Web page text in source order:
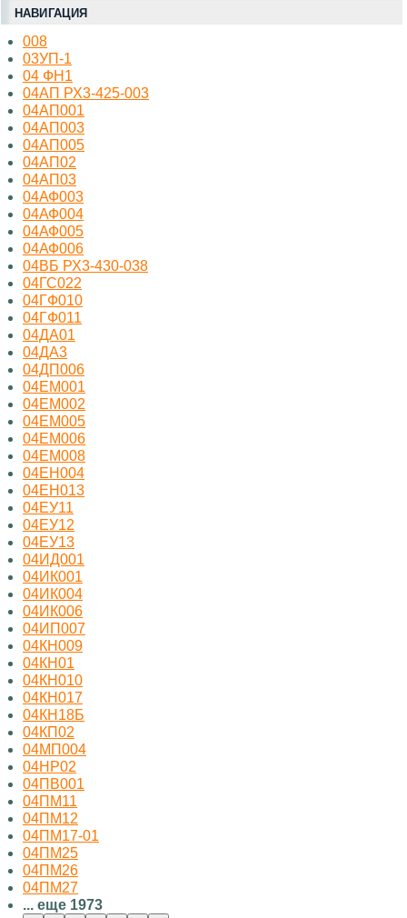
НАВИГАЦИЯ
008
03УП-1
04 ФН1
04АП РХ3-425-003
04АП001
04АП003
04АП005
04АП02
04АП03
04АФ003
04АФ004
04АФ005
04АФ006
04ВБ РХ3-430-038
04ГС022
04ГФ010
04ГФ011
04ДА01
04ДА3
04ДП006
04ЕМ001
04ЕМ002
04ЕМ005
04ЕМ006
04ЕМ008
04ЕН004
04ЕН013
04ЕУ11
04ЕУ12
04ЕУ13
04ИД001
04ИК001
04ИК004
04ИК006
04ИП007
04КН009
04КН01
04КН010
04КН017
04КН18Б
04КП02
04МП004
04НР02
04ПВ001
04ПМ11
04ПМ12
04ПМ17-01
04ПМ25
04ПМ26
04ПМ27
... еще 1973